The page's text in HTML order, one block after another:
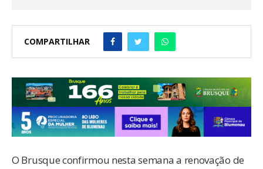
COMPARTILHAR
O Brusque confirmou nesta semana a renovação de